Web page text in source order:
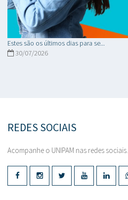
Estes são os últimos dias para se...
30/07/2026
REDES SOCIAIS
Acompanhe o UNIPAM nas redes sociais.